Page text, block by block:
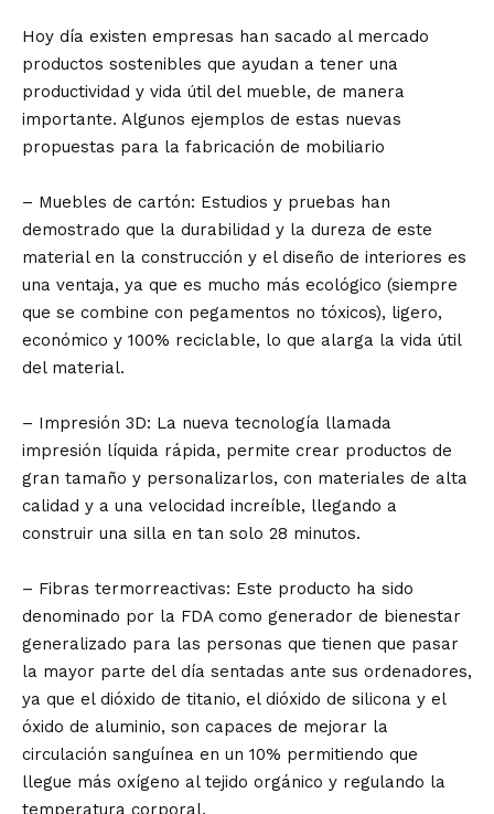
Hoy día existen empresas han sacado al mercado
productos sostenibles que ayudan a tener una
productividad y vida útil del mueble, de manera
importante. Algunos ejemplos de estas nuevas
propuestas para la fabricación de mobiliario
– Muebles de cartón: Estudios y pruebas han
demostrado que la durabilidad y la dureza de este
material en la construcción y el diseño de interiores es
una ventaja, ya que es mucho más ecológico (siempre
que se combine con pegamentos no tóxicos), ligero,
económico y 100% reciclable, lo que alarga la vida útil
del material.
– Impresión 3D: La nueva tecnología llamada
impresión líquida rápida, permite crear productos de
gran tamaño y personalizarlos, con materiales de alta
calidad y a una velocidad increíble, llegando a
construir una silla en tan solo 28 minutos.
– Fibras termorreactivas: Este producto ha sido
denominado por la FDA como generador de bienestar
generalizado para las personas que tienen que pasar
la mayor parte del día sentadas ante sus ordenadores,
ya que el dióxido de titanio, el dióxido de silicona y el
óxido de aluminio, son capaces de mejorar la
circulación sanguínea en un 10% permitiendo que
llegue más oxígeno al tejido orgánico y regulando la
temperatura corporal.